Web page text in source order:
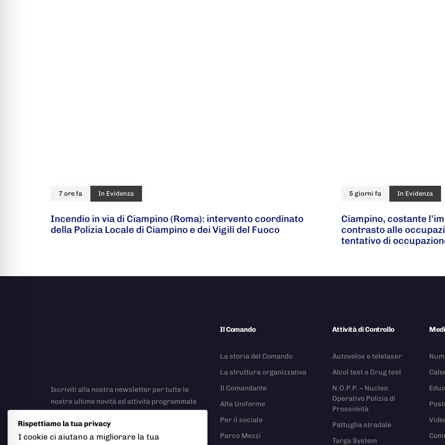
7 ore fa In Evidenza
Incendio in via di Ciampino (Roma): intervento coordinato
della Polizia Locale di Ciampino e dei Vigili del Fuoco
5 giorni fa In Evidenza
Ciampino, costante
contrasto alle
tentativo di
Iscriviti alla nostra newsletter per tutte le
nostre ultime novità ed attività programmate
Il Comando
La storia del Comando
La struttura organizzativa
Il Comandante
Alta Uniforme
Per il sociale
Parco Mezzi
Attività di Controllo
Autovelox e telelaser
Alcol test e Drug test
N.O.P.P. – Nucleo
Operativo Polizia di
Prossimità
Pattuglia stradale
Targa System
Rispettiamo la tua privacy
I cookie ci aiutano a migliorare la tua